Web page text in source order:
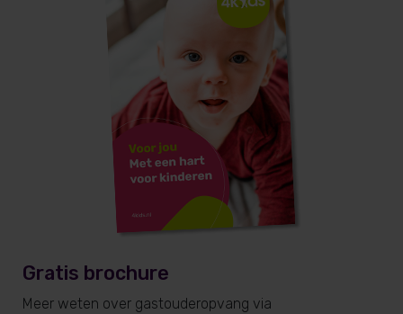
Gratis brochure
Meer weten over gastouderopvang via